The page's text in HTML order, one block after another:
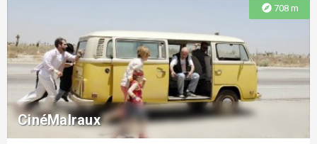
explore 708 m
CinéMalraux